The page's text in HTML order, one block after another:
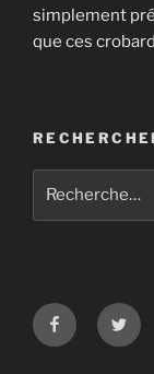
simplement
que ces
Facebook